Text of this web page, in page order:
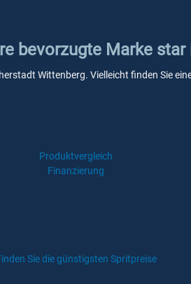
bevorzugte Marke
Wittenberg. Vielleicht finden Sie
Produktvergleich
Finanzierung
Sie die günstigsten Spritpreise